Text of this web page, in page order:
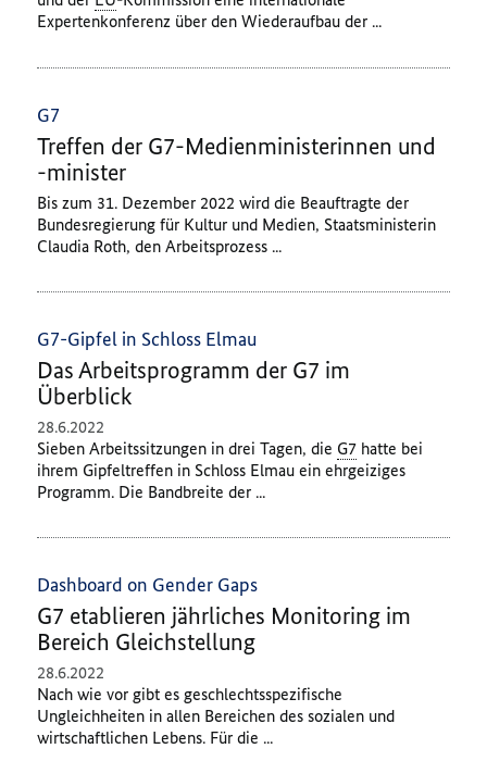
Expertenkonferenz über den Wiederaufbau der ...
G7
Treffen der G7-Medienministerinnen und
-minister
Bis zum 31. Dezember 2022 wird die Beauftragte der
Bundesregierung für Kultur und Medien, Staatsministerin
Claudia Roth, den Arbeitsprozess ...
G7-Gipfel in Schloss Elmau
Das Arbeitsprogramm der G7 im
Überblick
28.6.2022
Sieben Arbeitssitzungen in drei Tagen, die G7 hatte bei
ihrem Gipfeltreffen in Schloss Elmau ein ehrgeiziges
Programm. Die Bandbreite der ...
Dashboard on Gender Gaps
G7 etablieren jährliches Monitoring im
Bereich Gleichstellung
28.6.2022
Nach wie vor gibt es geschlechtsspezifische
Ungleichheiten in allen Bereichen des sozialen und
wirtschaftlichen Lebens. Für die ...